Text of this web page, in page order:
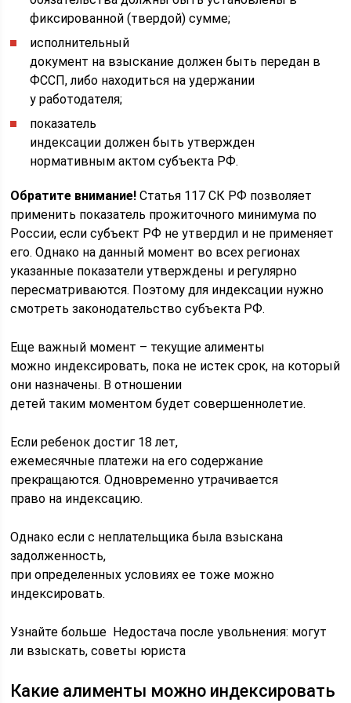
фиксированной (твердой) сумме;
исполнительный
документ на взыскание должен быть передан в
ФССП, либо находиться на удержании
у работодателя;
показатель
индексации должен быть утвержден
нормативным актом субъекта РФ.
Обратите внимание! Статья 117 СК РФ позволяет
применить показатель прожиточного минимума по
России, если субъект РФ не утвердил и не применяет
его. Однако на данный момент во всех регионах
указанные показатели утверждены и регулярно
пересматриваются. Поэтому для индексации нужно
смотреть законодательство субъекта РФ.
Еще важный момент – текущие алименты
можно индексировать, пока не истек срок, на который
они назначены. В отношении
детей таким моментом будет совершеннолетие.
Если ребенок достиг 18 лет,
ежемесячные платежи на его содержание
прекращаются. Одновременно утрачивается
право на индексацию.
Однако если с неплательщика была взыскана
задолженность,
при определенных условиях ее тоже можно
индексировать.
Узнайте больше Недостача после увольнения: могут
ли взыскать, советы юриста
Какие алименты можно индексировать